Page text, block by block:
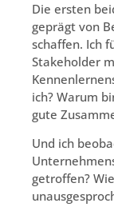
Die ersten
geprägt von
schaffen. Ich
Stakeholder
ich? Warum
gute
Und ich
getroffen?